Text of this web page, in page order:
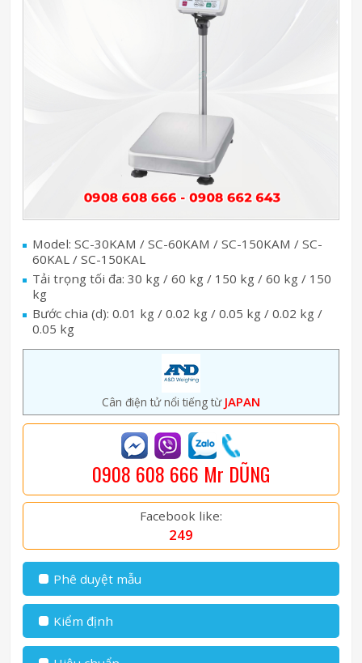
Model: SC-30KAM / SC-60KAM / SC-150KAM / SC-
60KAL / SC-150KAL
Tải trọng tối đa: 30 kg / 60 kg / 150 kg / 60 kg / 150
kg
Bước chia (d): 0.01 kg / 0.02 kg / 0.05 kg / 0.02 kg /
0.05 kg
Cân điện tử nổi tiếng từ JAPAN
0908 608 666 Mr DŨNG
Facebook like:
249
Phê duyệt mẫu
Kiểm định